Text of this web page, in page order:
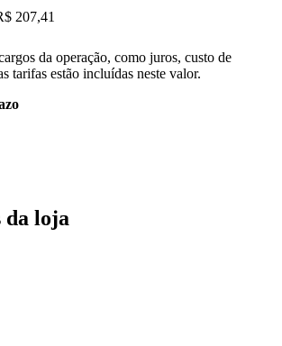
207,41
da operação, como juros, custo de
tarifas estão incluídas neste valor.
da loja